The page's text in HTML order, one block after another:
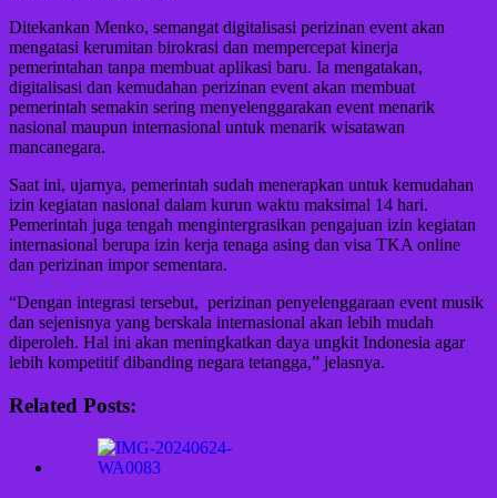
Ditekankan Menko, semangat digitalisasi perizinan event akan
mengatasi kerumitan birokrasi dan mempercepat kinerja
pemerintahan tanpa membuat aplikasi baru. Ia mengatakan,
digitalisasi dan kemudahan perizinan event akan membuat
pemerintah semakin sering menyelenggarakan event menarik
nasional maupun internasional untuk menarik wisatawan
mancanegara.
Saat ini, ujarnya, pemerintah sudah menerapkan untuk kemudahan
izin kegiatan nasional dalam kurun waktu maksimal 14 hari.
Pemerintah juga tengah mengintergrasikan pengajuan izin kegiatan
internasional berupa izin kerja tenaga asing dan visa TKA online
dan perizinan impor sementara.
“Dengan integrasi tersebut, perizinan penyelenggaraan event musik
dan sejenisnya yang berskala internasional akan lebih mudah
diperoleh. Hal ini akan meningkatkan daya ungkit Indonesia agar
lebih kompetitif dibanding negara tetangga,” jelasnya.
Related Posts: